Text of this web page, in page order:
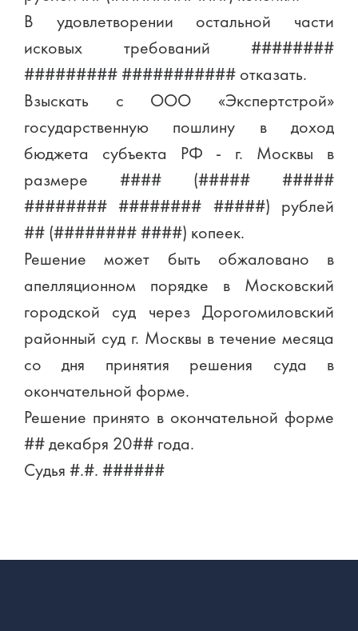
В удовлетворении остальной части
исковых требований ########
######### ########### отказать.
Взыскать с ООО «Экспертстрой»
государственную пошлину в доход
бюджета субъекта РФ - г. Москвы в
размере #### (##### #####
######## ######## #####) рублей
## (######## ####) копеек.
Решение может быть обжаловано в
апелляционном порядке в Московский
городской суд через Дорогомиловский
районный суд г. Москвы в течение месяца
со дня принятия решения суда в
окончательной форме.
Решение принято в окончательной форме
## декабря 20## года.
Судья #.#. ######